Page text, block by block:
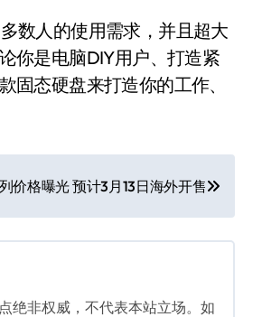
数人的使用需求，并且超大
你是电脑DIY用户、打造紧
态硬盘来打造你的工作、
价格曝光 预计3月13日海外开售
绝非权威，不代表本站立场。如